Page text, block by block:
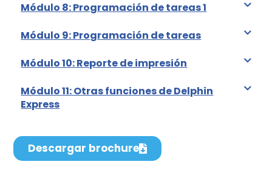
Módulo 8: Programación de tareas 1
Módulo 9: Programación de tareas
Módulo 10: Reporte de impresión
Módulo 11: Otras funciones de Delphin
Express
Descargar brochure